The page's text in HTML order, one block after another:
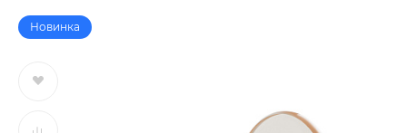
Новинка